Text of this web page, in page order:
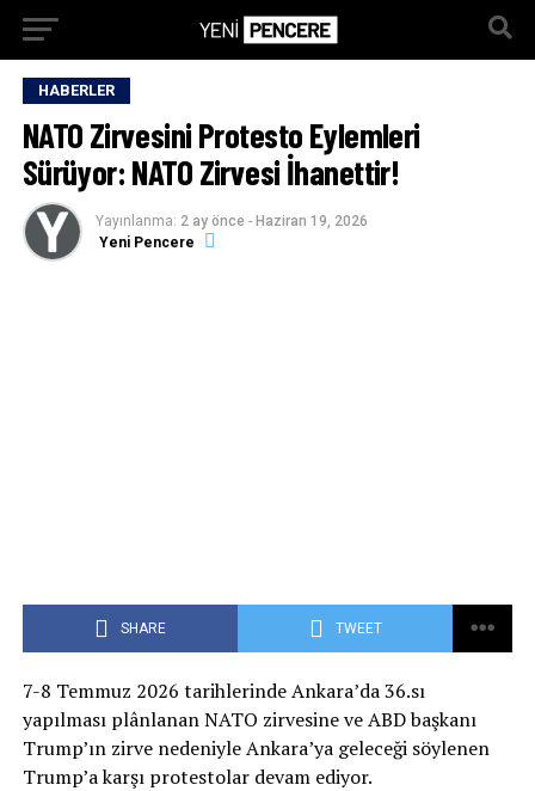
HABERLER
NATO Zirvesini Protesto Eylemleri
Sürüyor: NATO Zirvesi İhanettir!
Yayınlanma: 2 ay önce - Haziran 19, 2026
Yeni Pencere
SHARE TWEET
7-8 Temmuz 2026 tarihlerinde Ankara’da 36.sı
yapılması plânlanan NATO zirvesine ve ABD başkanı
Trump’ın zirve nedeniyle Ankara’ya geleceği söylenen
Trump’a karşı protestolar devam ediyor.